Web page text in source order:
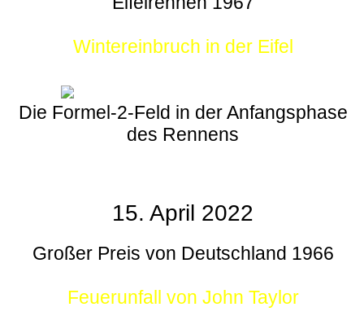
Wintereinbruch in der Eifel
Die Formel-2-Feld in der Anfangsphase
des Rennens
15. April 2022
Großer Preis von Deutschland 1966
Feuerunfall von John Taylor